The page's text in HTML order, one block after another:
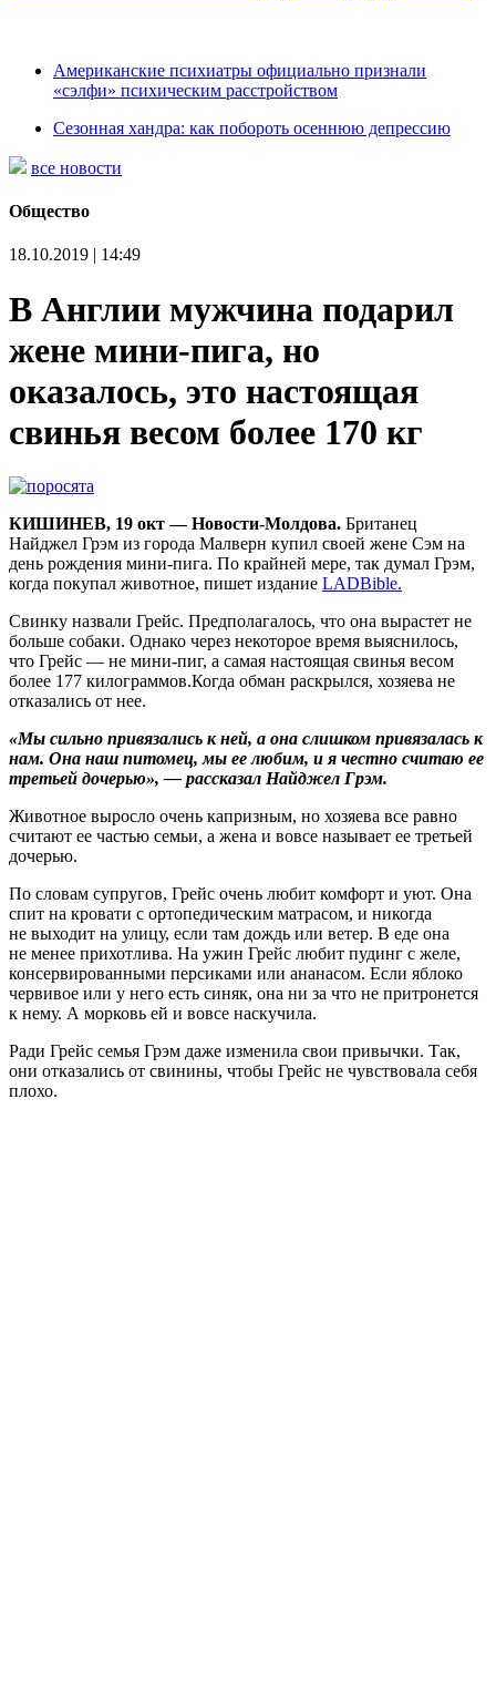
Американские психиатры официально признали
«сэлфи» психическим расстройством
Сезонная хандра: как побороть осеннюю депрессию
все новости
Общество
18.10.2019 | 14:49
В Англии мужчина подарил
жене мини-пига, но
оказалось, это настоящая
свинья весом более 170 кг
КИШИНЕВ, 19 окт — Новости-Молдова. Британец
Найджел Грэм из города Малверн купил своей жене Сэм на
день рождения мини-пига. По крайней мере, так думал Грэм,
когда покупал животное, пишет издание LADBible.
Свинку назвали Грейс. Предполагалось, что она вырастет не
больше собаки. Однако через некоторое время выяснилось,
что Грейс ― не мини-пиг, а самая настоящая свинья весом
более 177 килограммов.Когда обман раскрылся, хозяева не
отказались от нее.
«Мы сильно привязались к ней, а она слишком привязалась к
нам. Она наш питомец, мы ее любим, и я честно считаю ее
третьей дочерью», ― рассказал Найджел Грэм.
Животное выросло очень капризным, но хозяева все равно
считают ее частью семьи, а жена и вовсе называет ее третьей
дочерью.
По словам супругов, Грейс очень любит комфорт и уют. Она
спит на кровати с ортопедическим матрасом, и никогда
не выходит на улицу, если там дождь или ветер. В еде она
не менее прихотлива. На ужин Грейс любит пудинг с желе,
консервированными персиками или ананасом. Если яблоко
червивое или у него есть синяк, она ни за что не притронется
к нему. А морковь ей и вовсе наскучила.
Ради Грейс семья Грэм даже изменила свои привычки. Так,
они отказались от свинины, чтобы Грейс не чувствовала себя
плохо.